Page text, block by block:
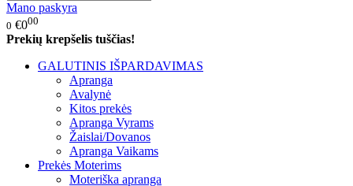
Mano paskyra
0 €000
Prekių krepšelis tuščias!
GALUTINIS IŠPARDAVIMAS
Apranga
Avalynė
Kitos prekės
Apranga Vyrams
Žaislai/Dovanos
Apranga Vaikams
Prekės Moterims
Moteriška apranga